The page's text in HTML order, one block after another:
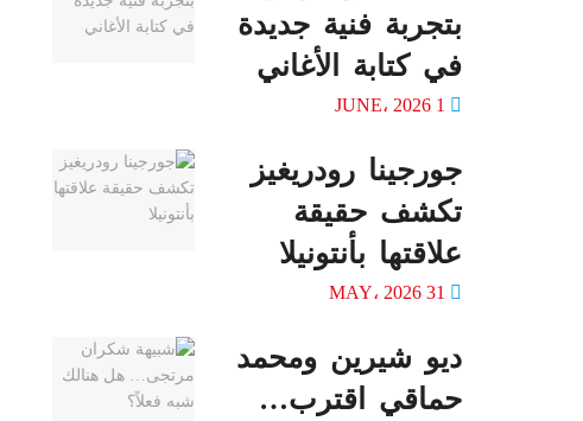
بتجربة فنية جديدة
في كتابة الأغاني
جورجينا رودريغيز
تكشف حقيقة
علاقتها بأنتونيلا
ديو شيرين ومحمد
حماقي اقترب…